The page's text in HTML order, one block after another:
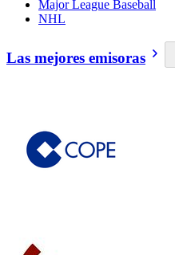
Major League Baseball
NHL
Las mejores emisoras